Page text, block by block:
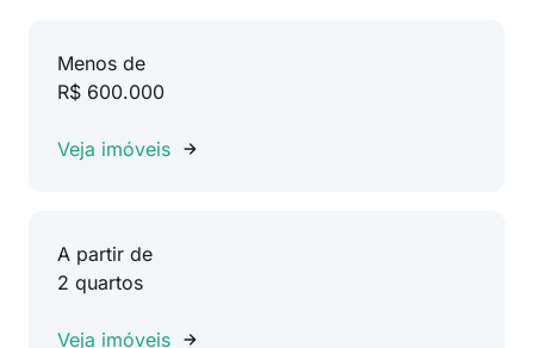
Menos de
R$ 600.000
Veja imóveis
A partir de
2 quartos
Veja imóveis